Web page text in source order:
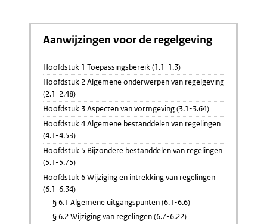
Aanwijzingen voor de regelgeving
Hoofdstuk 1 Toepassingsbereik (1.1-1.3)
Hoofdstuk 2 Algemene onderwerpen van regelgeving
(2.1-2.48)
Hoofdstuk 3 Aspecten van vormgeving (3.1-3.64)
Hoofdstuk 4 Algemene bestanddelen van regelingen
(4.1-4.53)
Hoofdstuk 5 Bijzondere bestanddelen van regelingen
(5.1-5.75)
Hoofdstuk 6 Wijziging en intrekking van regelingen
(6.1-6.34)
§ 6.1 Algemene uitgangspunten (6.1-6.6)
§ 6.2 Wijziging van regelingen (6.7-6.22)